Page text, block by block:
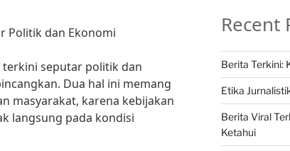
Politik dan Ekonomi
terkini seputar politik dan
Dua hal ini memang
masyarakat, karena kebijakan
langsung pada kondisi
Recent
Berita Terkini:
Etika
Berita Viral
Ketahui